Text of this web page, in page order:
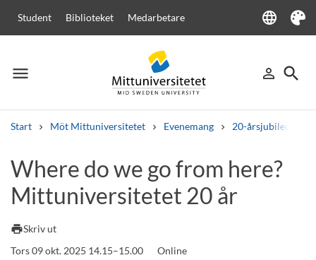
Student Biblioteket Medarbetare language
Language
Tema
menu
Meny person_outline
Logga in
search
Sök
Start Möt Mittuniversitetet Evenemang 20-årsjubileum
Andra söktjänster
Kurser och program Kursplaner Välkomstbrev
Where do we go from here?
Mittuniversitetet 20 år
printSkriv ut
Tors 09 okt. 2025 14.15–15.00
Online